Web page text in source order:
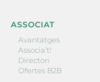
ASSOCIAT
Avantatges
Associa’t!
Directori
Ofertes B2B